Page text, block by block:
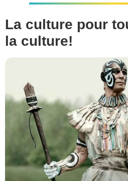
La culture pour
la culture!